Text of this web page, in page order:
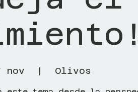
nov
  |
Olivos